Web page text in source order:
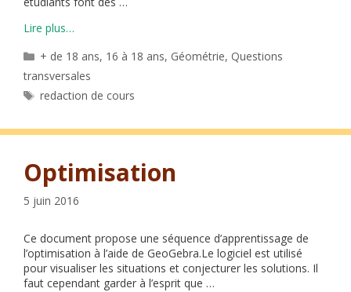
Lire plus…
Catégories
+ de 18 ans, 16 à 18 ans, Géométrie,Questions
transversales
Étiquettes
redaction de cours
Optimisation
5 juin 2016
Ce document propose une séquence d’apprentissage de
l’optimisation à l’aide de GeoGebra.Le logiciel est utilisé
pour visualiser les situations et conjecturer les solutions. Il
faut cependant garder à l’esprit que …